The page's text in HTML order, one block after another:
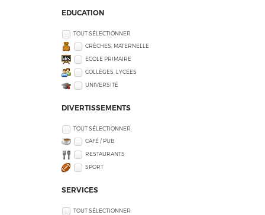
EDUCATION
TOUT SÉLECTIONNER
CRÈCHES, MATERNELLE
ECOLE PRIMAIRE
COLLÈGES, LYCÉES
UNIVERSITÉ
DIVERTISSEMENTS
TOUT SÉLECTIONNER
CAFÉ / PUB
RESTAURANTS
SPORT
SERVICES
TOUT SÉLECTIONNER